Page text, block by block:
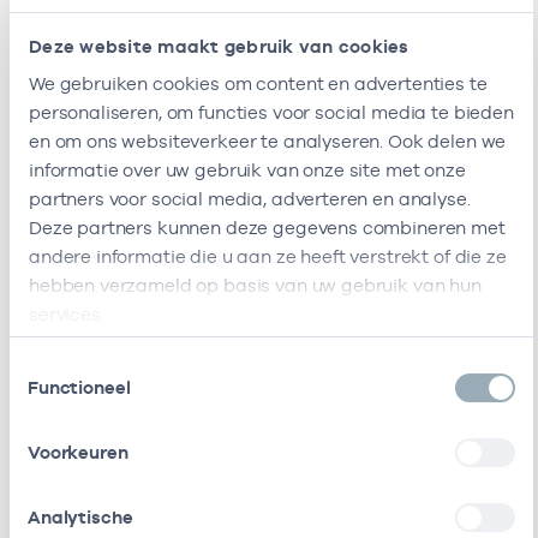
Deze website maakt gebruik van cookies
We gebruiken cookies om content en advertenties te
personaliseren, om functies voor social media te bieden
en om ons websiteverkeer te analyseren. Ook delen we
informatie over uw gebruik van onze site met onze
partners voor social media, adverteren en analyse.
Deze partners kunnen deze gegevens combineren met
andere informatie die u aan ze heeft verstrekt of die ze
hebben verzameld op basis van uw gebruik van hun
Functioneel
Voorkeuren
Analytische
Vestigingen
Deze onderneming heeft de volgende
vestigingen
Naam Adres AGB-code
Huisartsenpraktijk
Zorgverleners